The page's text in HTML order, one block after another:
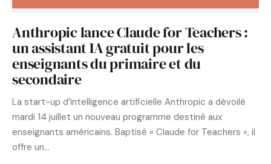
Anthropic lance Claude for Teachers :
un assistant IA gratuit pour les
enseignants du primaire et du
secondaire
La start-up d’intelligence artificielle Anthropic a dévoilé
mardi 14 juillet un nouveau programme destiné aux
enseignants américains. Baptisé « Claude for Teachers », il
offre un…